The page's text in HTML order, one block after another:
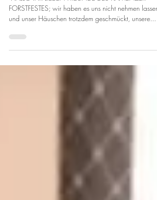
DES KAMENZER FORSTFESTES;
"HALLO IHR LIEBEN FREUNDE DES KAMENZER
FORSTFESTES; wir haben es uns nicht nehmen lassen